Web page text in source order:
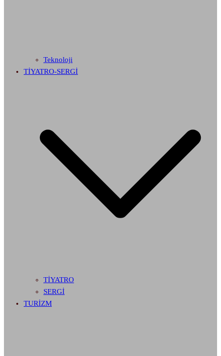
Teknoloji
TİYATRO-SERGİ
TİYATRO
SERGİ
TURİZM